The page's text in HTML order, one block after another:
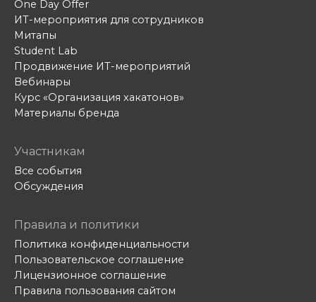
One Day Offer
ИТ-мероприятия для сотрудников
Митапы
Student Lab
Продвижение ИТ-мероприятий
Вебинары
Курс «Организация хакатонов»
Материалы бренда
Участникам
Все события
Обсуждения
Правила и политики
Политика конфиденциальности
Пользовательское соглашение
Лицензионное соглашение
Правила пользования сайтом